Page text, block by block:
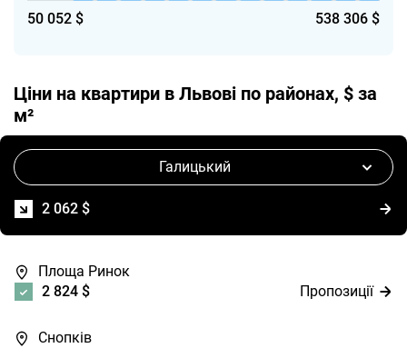
50 052 $ 538 306 $
Ціни на квартири в Львові по районах, $ за
м²
Галицький
2 062 $
Площа Ринок
2 824 $
Пропозиції
Снопків